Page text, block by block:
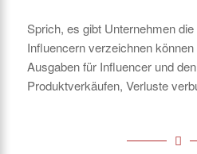
Sprich, es gibt Unternehmen
Influencern verzeichnen
Ausgaben für Influencer und
Produktverkäufen, Verluste